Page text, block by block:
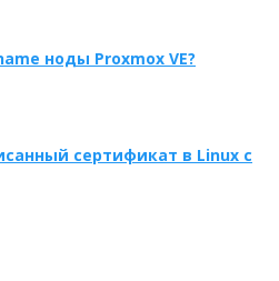
ноды Proxmox VE?
сертификат в Linux с